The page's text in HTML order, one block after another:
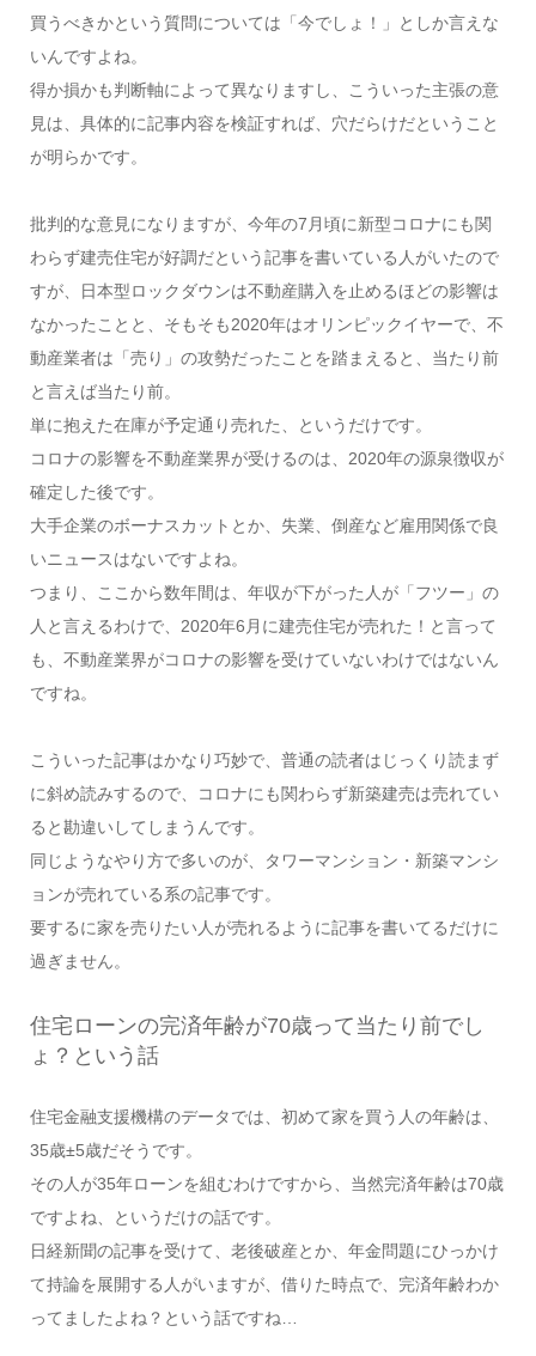
買うべきかという質問については「今でしょ！」としか言えな
いんですよね。
得か損かも判断軸によって異なりますし、こういった主張の意
見は、具体的に記事内容を検証すれば、穴だらけだということ
が明らかです。
批判的な意見になりますが、今年の7月頃に新型コロナにも関
わらず建売住宅が好調だという記事を書いている人がいたので
すが、日本型ロックダウンは不動産購入を止めるほどの影響は
なかったことと、そもそも2020年はオリンピックイヤーで、不
動産業者は「売り」の攻勢だったことを踏まえると、当たり前
と言えば当たり前。
単に抱えた在庫が予定通り売れた、というだけです。
コロナの影響を不動産業界が受けるのは、2020年の源泉徴収が
確定した後です。
大手企業のボーナスカットとか、失業、倒産など雇用関係で良
いニュースはないですよね。
つまり、ここから数年間は、年収が下がった人が「フツー」の
人と言えるわけで、2020年6月に建売住宅が売れた！と言って
も、不動産業界がコロナの影響を受けていないわけではないん
ですね。
こういった記事はかなり巧妙で、普通の読者はじっくり読まず
に斜め読みするので、コロナにも関わらず新築建売は売れてい
ると勘違いしてしまうんです。
同じようなやり方で多いのが、タワーマンション・新築マンシ
ョンが売れている系の記事です。
要するに家を売りたい人が売れるように記事を書いてるだけに
過ぎません。
住宅ローンの完済年齢が70歳って当たり前でし
ょ？という話
住宅金融支援機構のデータでは、初めて家を買う人の年齢は、
35歳±5歳だそうです。
その人が35年ローンを組むわけですから、当然完済年齢は70歳
ですよね、というだけの話です。
日経新聞の記事を受けて、老後破産とか、年金問題にひっかけ
て持論を展開する人がいますが、借りた時点で、完済年齢わか
ってましたよね？という話ですね…